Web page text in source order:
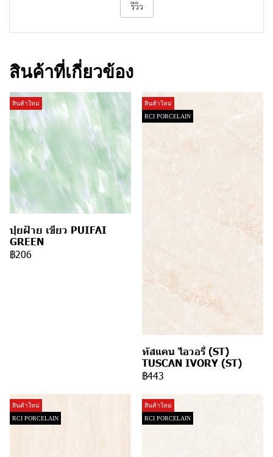
รีวิว
สินค้าที่เกี่ยวข้อง
สินค้าใหม่
ปุยฝ้าย เขียว PUIFAI
GREEN
฿206
สินค้าใหม่
RCI PORCELAIN
ทัสแคน ไอวอรี่ (ST)
TUSCAN IVORY (ST)
฿443
สินค้าใหม่
RCI PORCELAIN
สินค้าใหม่
RCI PORCELAIN